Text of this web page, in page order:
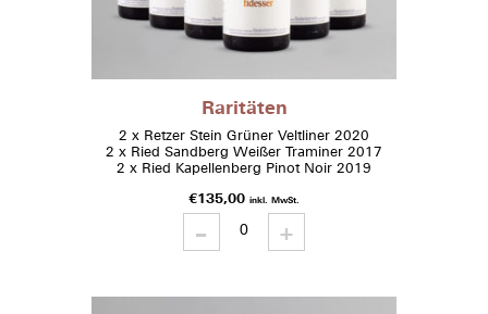
Raritäten
2 x Retzer Stein Grüner Veltliner 2020
2 x Ried Sandberg Weißer Traminer 2017
2 x Ried Kapellenberg Pinot Noir 2019
€135,00 inkl. MwSt.
-
Raritäten
quantity+